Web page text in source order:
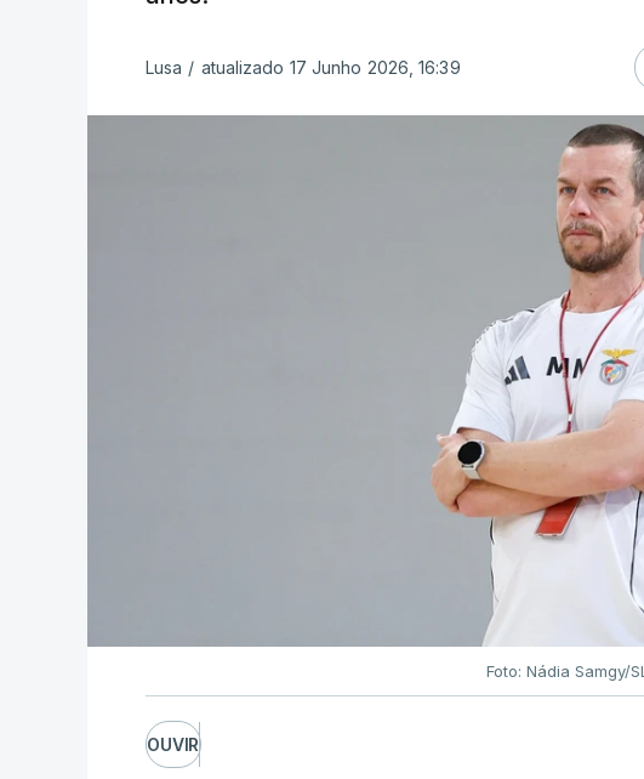
Lusa / atualizado 17 Junho 2026, 16:39
Foto: Nádia Samgy/
OUVIR